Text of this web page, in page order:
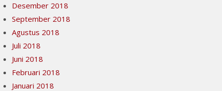
Desember 2018
September 2018
Agustus 2018
Juli 2018
Juni 2018
Februari 2018
Januari 2018